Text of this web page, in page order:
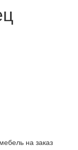
на заказ